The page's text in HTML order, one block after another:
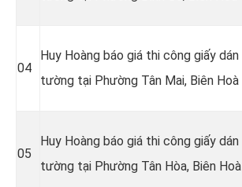
04
Huy Hoàng báo giá thi công giấy dán
tường tại Phường Tân Mai, Biên Hoà
05
Huy Hoàng báo giá thi công giấy dán
tường tại Phường Tân Hòa, Biên Hoà